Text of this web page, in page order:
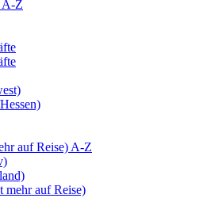
A-Z
auf Reise) A-Z
mehr auf Reise)